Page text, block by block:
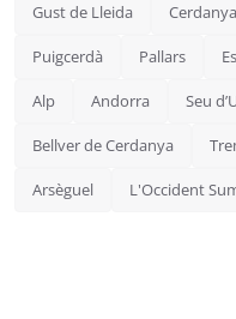
Gust de Lleida Cerdanya
Puigcerdà Pallars
Alp Andorra Seu
Bellver de Cerdanya
Arsèguel L'Occident